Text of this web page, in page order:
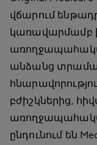
վճարում
կառավարմամբ
անձանց
բժիշկներից,
ընդունում են